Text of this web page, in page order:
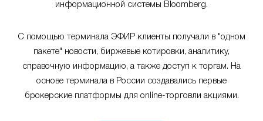
информационной системы Bloomberg.
С помощью терминала ЭФИР клиенты получали в "одном
пакете" новости, биржевые котировки, аналитику,
справочную информацию, а также доступ к торгам. На
основе терминала в России создавались первые
брокерские платформы для online-торговли акциями.